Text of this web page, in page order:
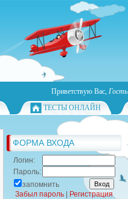
Приветствую Вас, Гость
ТЕСТЫ ОНЛАЙН
ФОРМА ВХОДА
Логин:
Пароль:
запомнить
Забыл пароль
Регистрация